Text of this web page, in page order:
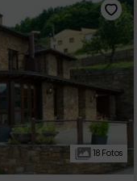
18 Fotos